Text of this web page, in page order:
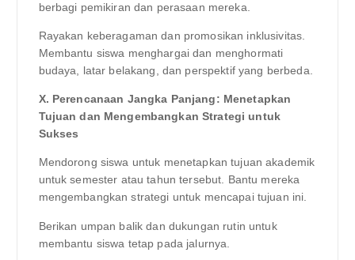
berbagi pemikiran dan perasaan mereka.
Rayakan keberagaman dan promosikan inklusivitas.
Membantu siswa menghargai dan menghormati
budaya, latar belakang, dan perspektif yang berbeda.
X. Perencanaan Jangka Panjang: Menetapkan
Tujuan dan Mengembangkan Strategi untuk
Sukses
Mendorong siswa untuk menetapkan tujuan akademik
untuk semester atau tahun tersebut. Bantu mereka
mengembangkan strategi untuk mencapai tujuan ini.
Berikan umpan balik dan dukungan rutin untuk
membantu siswa tetap pada jalurnya.